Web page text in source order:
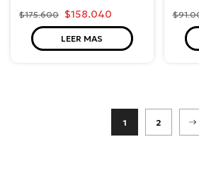
$175.600 $158.040
LEER MAS
1 2